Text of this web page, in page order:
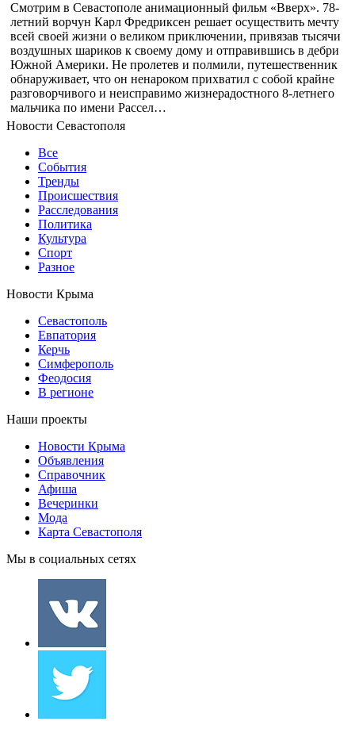
Смотрим в Севастополе анимационный фильм «Вверх». 78-
летний ворчун Карл Фредриксен решает осуществить мечту
всей своей жизни о великом приключении, привязав тысячи
воздушных шариков к своему дому и отправившись в дебри
Южной Америки. Не пролетев и полмили, путешественник
обнаруживает, что он ненароком прихватил с собой крайне
разговорчивого и неисправимо жизнерадостного 8-летнего
мальчика по имени Рассел…
Новости Севастополя
Все
События
Тренды
Происшествия
Расследования
Политика
Культура
Спорт
Разное
Новости Крыма
Севастополь
Евпатория
Керчь
Симферополь
Феодосия
В регионе
Наши проекты
Новости Крыма
Объявления
Справочник
Афиша
Вечеринки
Мода
Карта Севастополя
Мы в социальных сетях